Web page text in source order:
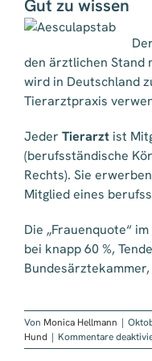
Gut zu wissen
den ärztlichen Stand
wird in Deutschland
Tierarztpraxis
Jeder Tierarzt ist
(berufsständische
Rechts). Sie
Mitglied eines
Die „Frauenquote“
bei knapp 60 %,
Bundesärztekammer,
Von Monica Hellmann |
Hund | Kommentare